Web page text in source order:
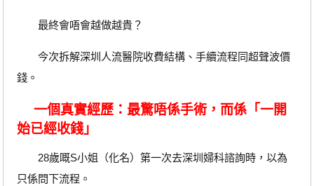
最終會唔會越做越貴？
今次拆解深圳人流醫院收費結構、手續流程同超聲波價
錢。
一個真實經歷：最驚唔係手術，而係「一開
始已經收錢」
28歲嘅S小姐（化名）第一次去深圳婦科諮詢時，以為
只係問下流程。